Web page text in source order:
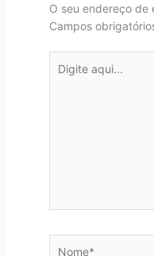
O seu endereço de
Campos
aqui...